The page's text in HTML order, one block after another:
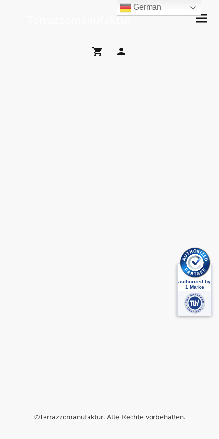
Terrazzomanufaktur
©Terrazzomanufaktur. Alle Rechte vorbehalten.
German